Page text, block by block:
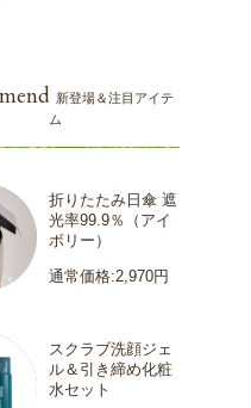
新登場＆注目アイテ
ム
折りたたみ日傘 遮
光率99.9％（アイ
ボリー）
通常価格:2,970円
スクラブ洗顔ジェ
ル＆引き締め化粧
水セット